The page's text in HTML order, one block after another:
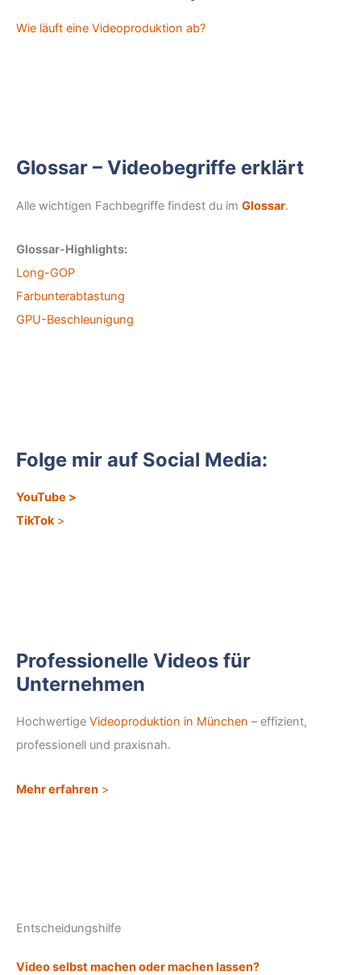
Wie läuft eine Videoproduktion ab?
Glossar – Videobegriffe erklärt
Alle wichtigen Fachbegriffe findest du im Glossar.
Glossar-Highlights:
Long-GOP
Farbunterabtastung
GPU-Beschleunigung
Folge mir auf Social Media:
YouTube >
TikTok>
Professionelle Videos für
Unternehmen
Hochwertige Videoproduktion in München – effizient,
professionell und praxisnah.
Mehr erfahren >
Entscheidungshilfe
Video selbst machen oder machen lassen?